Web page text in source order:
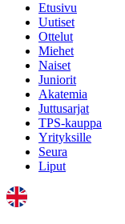
Etusivu
Uutiset
Ottelut
Miehet
Naiset
Juniorit
Akatemia
Juttusarjat
TPS-kauppa
Yrityksille
Seura
Liput